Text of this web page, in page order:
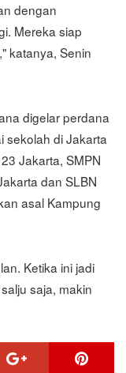
dengan
Mereka siap
katanya, Senin
digelar perdana
sekolah di Jakarta
Jakarta, SMPN
dan SLBN
asal Kampung
Ketika ini jadi
saja, makin